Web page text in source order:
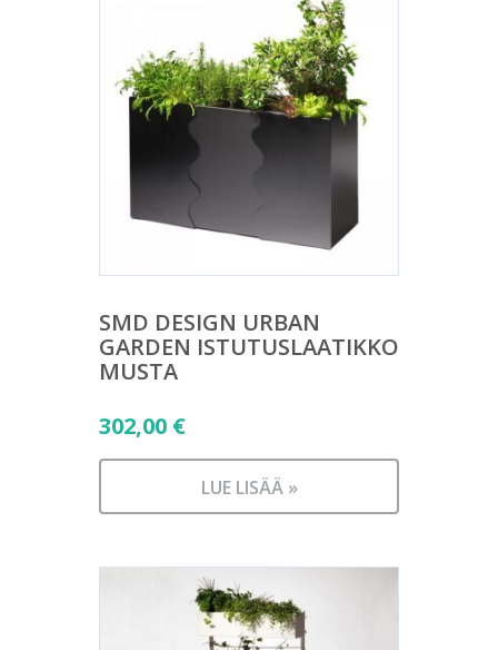
SMD DESIGN URBAN
GARDEN ISTUTUSLAATIKKO
MUSTA
302,00 €
LUE LISÄÄ »